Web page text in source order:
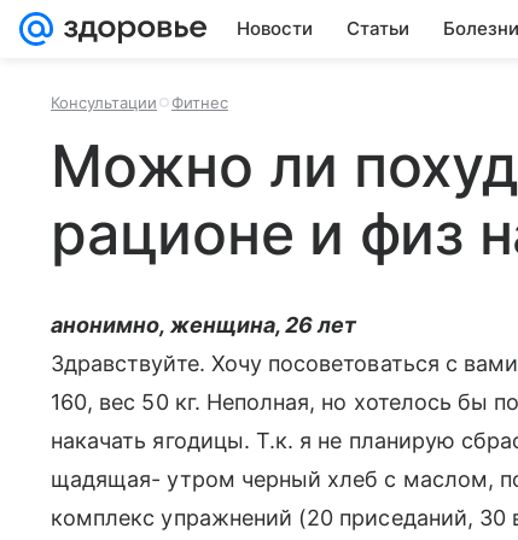
Новости Статьи Болезни
Консультации Фитнес
Можно ли
рационе и физ
анонимно, женщина, 26 лет
Здравствуйте. Хочу посоветоваться с
160, вес 50 кг. Неполная, но хотелось бы
накачать ягодицы. Т.к. я не планирую
щадящая- утром черный хлеб с маслом,
комплекс упражнений (20 приседаний,